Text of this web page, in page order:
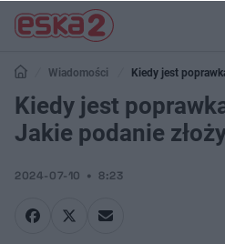
Wiadomości
Kiedy jest
złożyć?
Kiedy jest
Jakie podanie
2024-07-10 8:23